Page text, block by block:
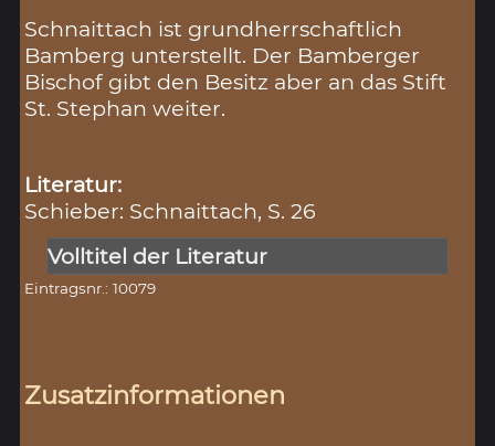
Schnaittach ist grundherrschaftlich
Bamberg unterstellt. Der Bamberger
Bischof gibt den Besitz aber an das Stift
St. Stephan weiter.
Literatur:
Schieber: Schnaittach, S. 26
Volltitel der Literatur
Eintragsnr.: 10079
Zusatzinformationen